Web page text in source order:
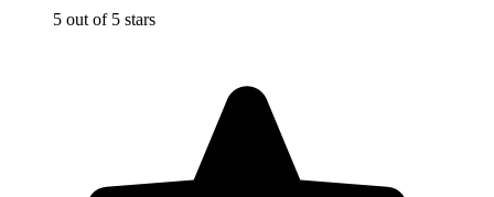
5 out of 5 stars